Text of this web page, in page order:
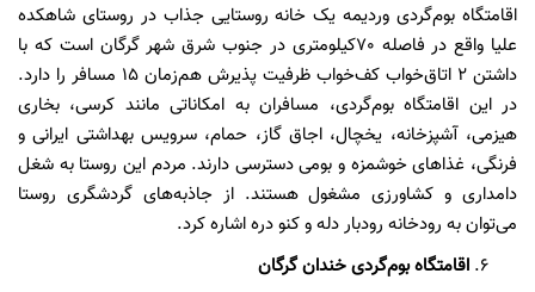
اقامتگاه بوم‌گردی وردیمه یک خانه روستایی جذاب در روستای شاهکده
علیا واقع در فاصله 70کیلومتری در جنوب شرق شهر گرگان است که با
داشتن 2 اتاق‌خواب کف‌خواب ظرفیت پذیرش هم‌زمان 15 مسافر را دارد.
در این اقامتگاه بوم‌گردی، مسافران به امکاناتی مانند کرسی، بخاری
هیزمی، آشپزخانه، یخچال، اجاق گاز، حمام، سرویس بهداشتی ایرانی و
فرنگی، غذاهای خوشمزه و بومی دسترسی دارند. مردم این روستا به شغل
دامداری و کشاورزی مشغول هستند. از جاذبه‌های گردشگری روستا
می‌توان به رودخانه رودبار دله و کنو دره اشاره کرد.
اقامتگاه بوم‌گردی خندان گرگان